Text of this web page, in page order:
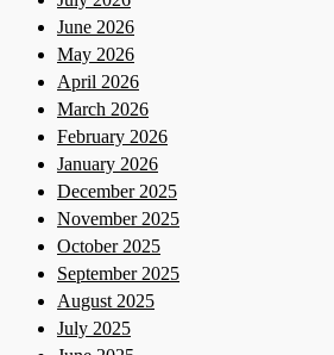
June 2026
May 2026
April 2026
March 2026
February 2026
January 2026
December 2025
November 2025
October 2025
September 2025
August 2025
July 2025